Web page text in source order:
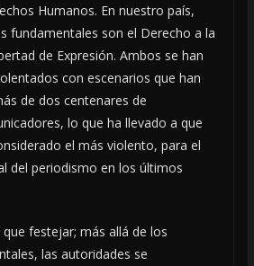
Humanos. En nuestro país,
fundamentales son el Derecho a la
de Expresión. Ambos se han
con escenarios que han
de dos centenares de
lo que ha llevado a que
el más violento, para el
del periodismo en los últimos
festejar; más allá de los
las autoridades se